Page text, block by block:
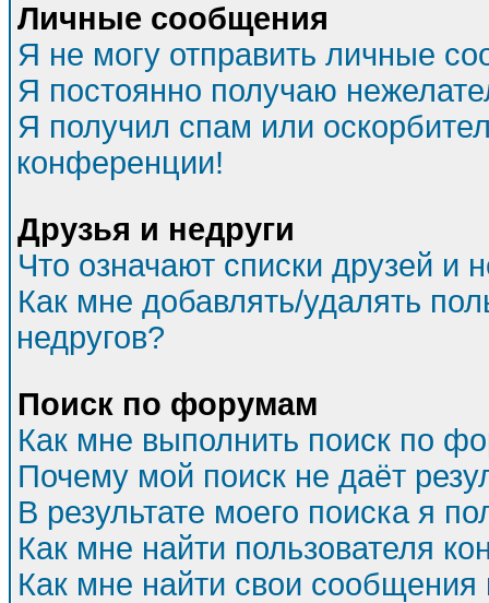
Личные сообщения
Я не могу отправить личные
Я постоянно получаю
Я получил спам или
конференции!
Друзья и недруги
Что означают списки друзей и
Как мне добавлять/удалять
недругов?
Поиск по форумам
Как мне выполнить поиск по
Почему мой поиск не даёт
В результате моего поиска я
Как мне найти пользователя
Как мне найти свои